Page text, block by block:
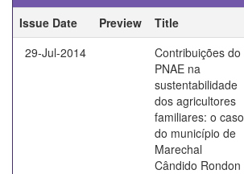
Issue Date
Preview Title
29-Jul-2014
Contribuições do
PNAE na
sustentabilidade
dos agricultores
familiares: o caso
do município de
Marechal
Cândido Rondon